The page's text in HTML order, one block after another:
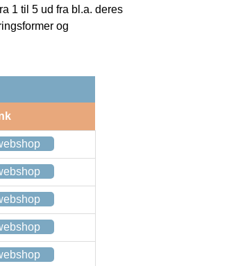
1 til 5 ud fra bl.a. deres
og